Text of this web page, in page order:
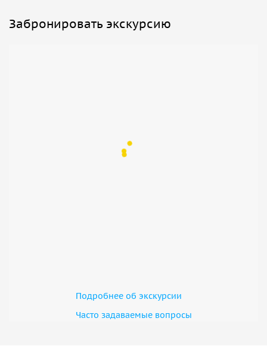
Забронировать экскурсию
Подробнее об экскурсии
Часто задаваемые вопросы